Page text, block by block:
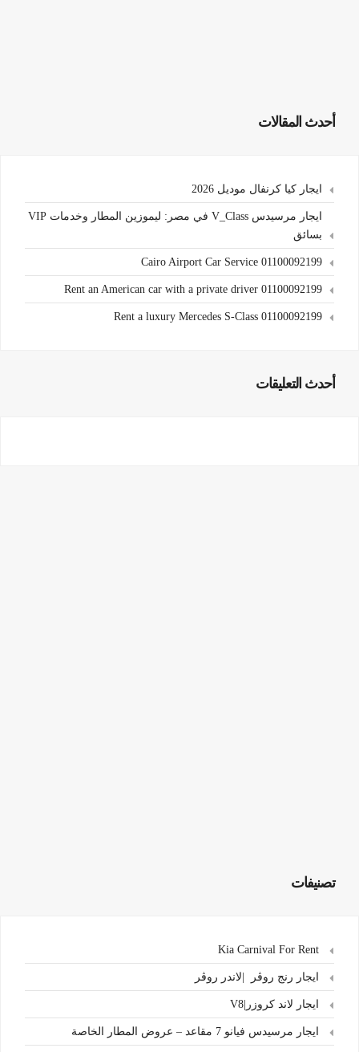
أحدث المقالات
ايجار كيا كرنفال موديل 2026
ايجار مرسيدس V_Class في مصر: ليموزين المطار وخدمات VIP
بسائق
Cairo Airport Car Service 01100092199
Rent an American car with a private driver 01100092199
Rent a luxury Mercedes S-Class 01100092199
أحدث التعليقات
تصنيفات
ايجار رنج روڤر |لاندر روڤر
ايجار لاند كروزر|V8
ايجار مرسيدس فيانو 7 مقاعد – عروض المطار الخاصة